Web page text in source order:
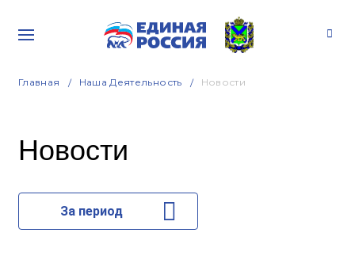
Главная Наша Деятельность Новости
Новости
За период